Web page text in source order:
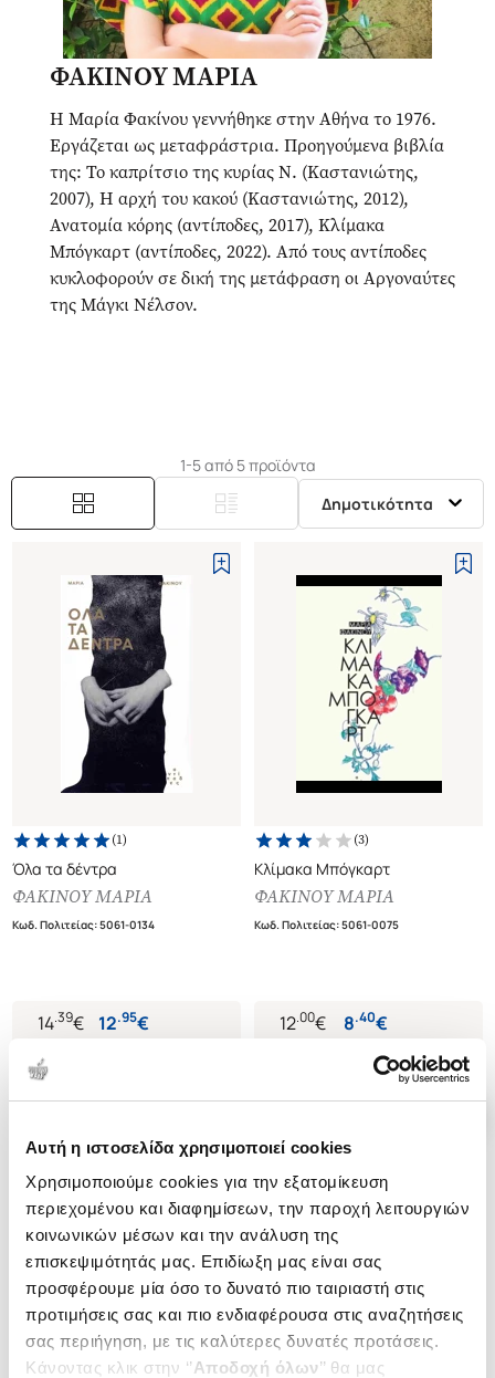
Αυτή η ιστοσελίδα χρησιμοποιεί cookies
Χρησιμοποιούμε cookies για την εξατομίκευση
περιεχομένου και διαφημίσεων, την παροχή λειτουργιών
κοινωνικών μέσων και την ανάλυση της
επισκεψιμότητάς μας. Επιδίωξη μας είναι σας
προσφέρουμε μία όσο το δυνατό πιο ταιριαστή στις
προτιμήσεις σας και πιο ενδιαφέρουσα στις αναζητήσεις
σας περιήγηση, με τις καλύτερες δυνατές προτάσεις.
Κάνοντας κλικ στην ‘’Αποδοχή όλων’’ θα μας
ΦΑΚΙΝΟΥ ΜΑΡΙΑ
Η Μαρία Φακίνου γεννήθηκε στην Αθήνα το 1976.
Εργάζεται ως μεταφράστρια. Προηγούμενα βιβλία
της: Το καπρίτσιο της κυρίας Ν. (Καστανιώτης,
2007), Η αρχή του κακού (Καστανιώτης, 2012),
Ανατομία κόρης (αντίποδες, 2017), Κλίμακα
Μπόγκαρτ (αντίποδες, 2022). Από τους αντίποδες
κυκλοφορούν σε δική της μετάφραση οι Αργοναύτες
της Μάγκι Νέλσον.
1-5 από 5 προϊόντα
Δημοτικότητα
(1)
Όλα τα δέντρα
ΦΑΚΙΝΟΥ ΜΑΡΙΑ
Κωδ. Πολιτείας:5061-0134
14.39€ 12.95€
(3)
Κλίμακα Μπόγκαρτ
ΦΑΚΙΝΟΥ ΜΑΡΙΑ
Κωδ. Πολιτείας:5061-0075
12.00€ 8.40€